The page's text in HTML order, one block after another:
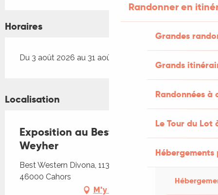
Randonner en
Grandes
Grands
Randonnées
Le Tour du Lot
Horaires
Du 3 août 2026 au 31 août 2026
Localisation
Exposition au Best Western: Katia
Weyher
Best Western Divona, 113 avenue André Breton,
46000 Cahors
M'y rendre